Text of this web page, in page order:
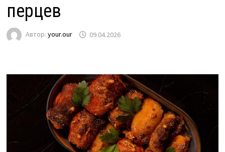
перцев
Автор: your.our 09.04.2026